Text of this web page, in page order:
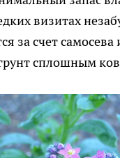
визитах
за счет самосева
сплошным